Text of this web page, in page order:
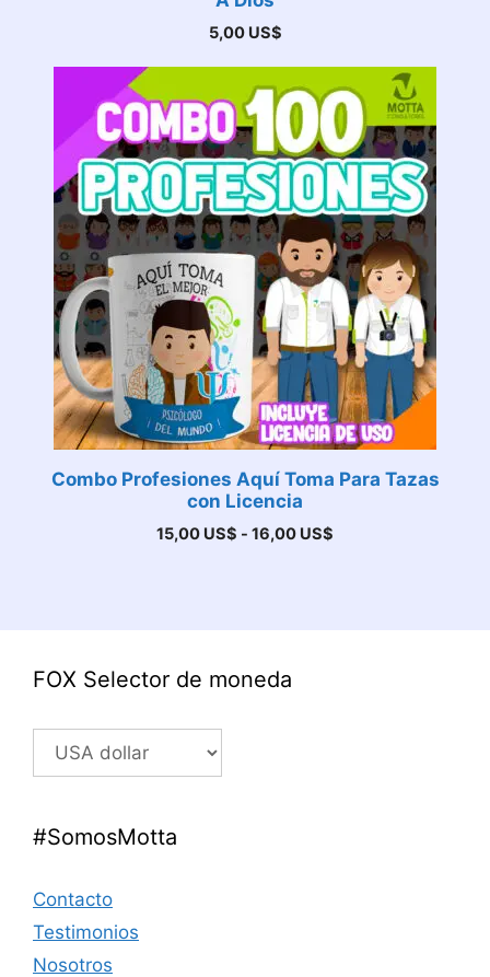
5,00 US$
Combo Profesiones Aquí Toma Para Tazas
con Licencia
15,00 US$ - 16,00 US$
FOX Selector de moneda
#SomosMotta
Contacto
Testimonios
Nosotros